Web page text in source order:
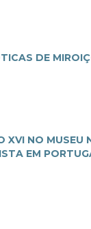
DE
XVI NO
EM